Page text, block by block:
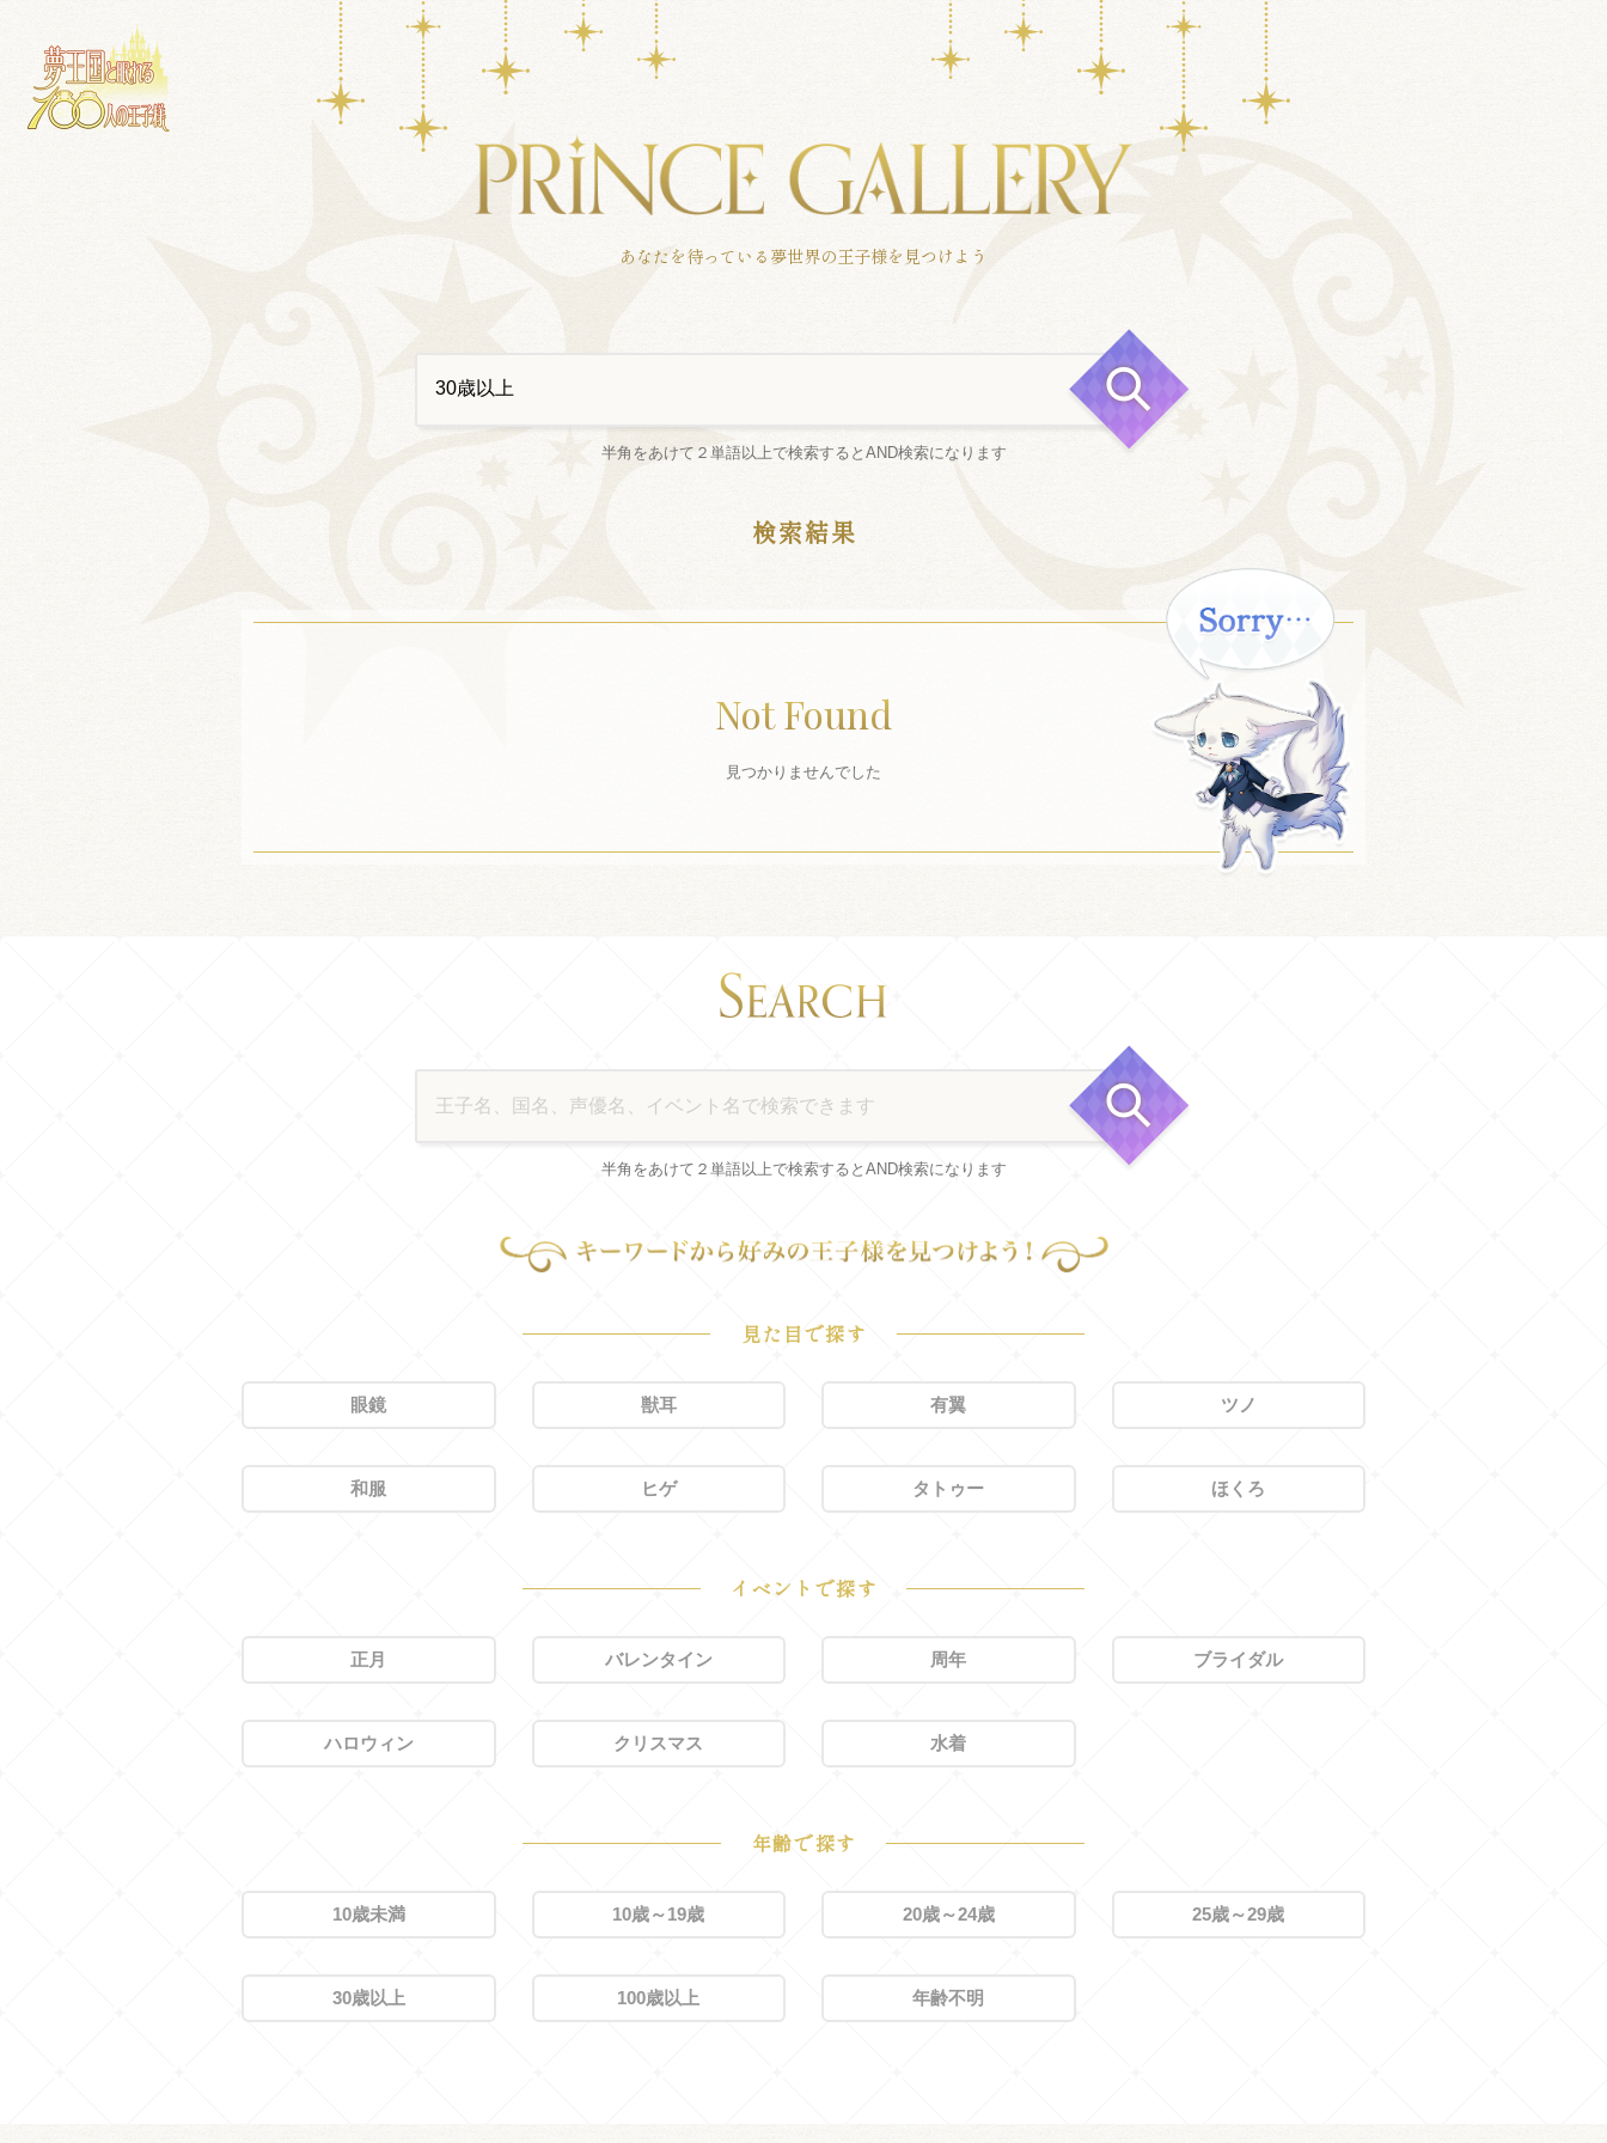
あなたを待っている夢世界の王子様を見つけよう
半角をあけて２単語以上で検索するとAND検索になります
検索結果
Not Found
見つかりませんでした
半角をあけて２単語以上で検索するとAND検索になります
見た目で探す
眼鏡 獣耳 有翼 ツノ
和服 ヒゲ タトゥー ほくろ
イベントで探す
正月 バレンタイン 周年 ブライダル
ハロウィン クリスマス 水着
年齢で探す
10歳未満 10歳～19歳 20歳～24歳 25歳～29歳
30歳以上 100歳以上 年齢不明